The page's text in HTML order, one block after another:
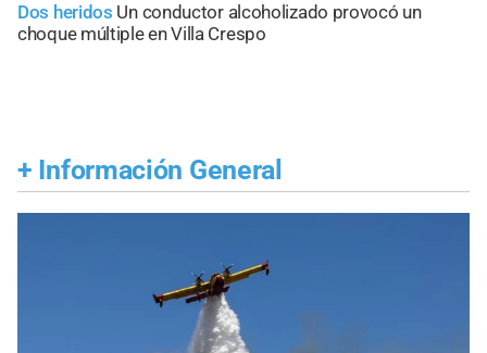
Dos heridos Un conductor alcoholizado provocó un
choque múltiple en Villa Crespo
+ Información General